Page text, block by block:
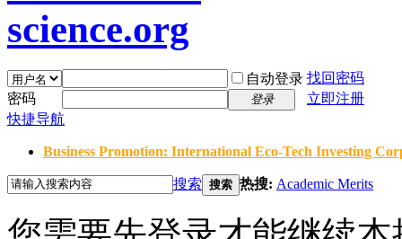
自动登录 找回密码
密码
登录
立即注册
快捷导航
Business Promotion: International Eco-Tech Investing
搜索 搜索 热搜: Academic Merits